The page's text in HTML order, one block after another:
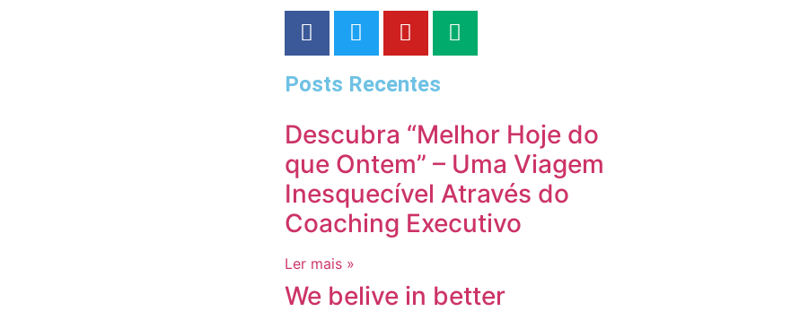
Posts Recentes
Descubra “Melhor Hoje do
que Ontem” – Uma Viagem
Inesquecível Através do
Coaching Executivo
Ler mais »
We belive in better